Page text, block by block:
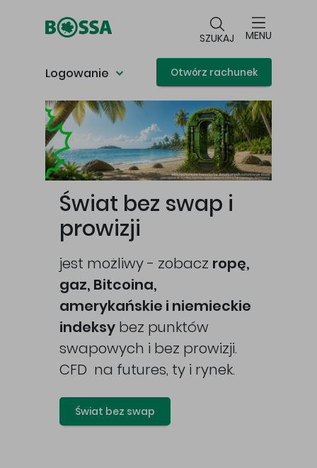
SZUKAJ MENU
Logowanie Otwórz rachunek
Główna treść
Świat bez swap i
prowizji
jest możliwy - zobacz ropę,
gaz, Bitcoina,
amerykańskie i niemieckie
indeksy bez punktów
swapowych i bez prowizji.
CFD na futures, ty i rynek.
Świat bez swap